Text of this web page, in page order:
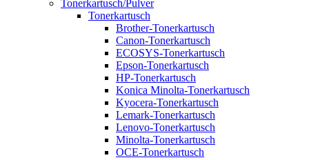
Tonerkartusch/Pulver
Tonerkartusch
Brother-Tonerkartusch
Canon-Tonerkartusch
ECOSYS-Tonerkartusch
Epson-Tonerkartusch
HP-Tonerkartusch
Konica Minolta-Tonerkartusch
Kyocera-Tonerkartusch
Lemark-Tonerkartusch
Lenovo-Tonerkartusch
Minolta-Tonerkartusch
OCE-Tonerkartusch